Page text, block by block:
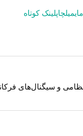
ایمیلچاپلینک کوتاه
نظامی و سیگنال‌های